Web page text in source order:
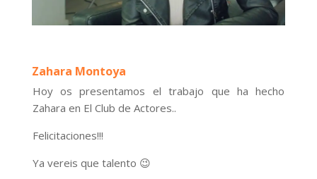
Zahara Montoya
Hoy os presentamos el trabajo que ha hecho
Zahara en El Club de Actores..
Felicitaciones!!!
Ya vereis que talento 😉